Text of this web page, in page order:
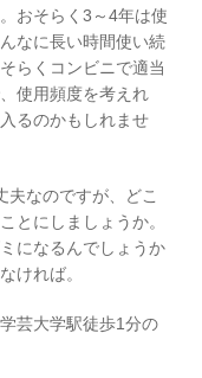
おそらく3～4年は使
なに長い時間使い続
らくコンビニで適当
使用頻度を考えれ
るのかもしれませ
なのですが、どこ
とにしましょうか。
になるんでしょうか
ければ。
芸大学駅徒歩1分の